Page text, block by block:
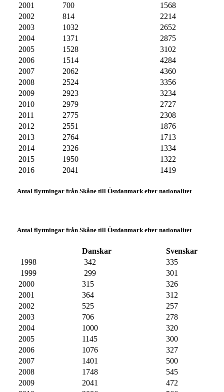
2001
700
1568
2002
814
2214
2003
1032
2652
2004
1371
2875
2005
1528
3102
2006
1514
4284
2007
2062
4360
2008
2524
3356
2009
2923
3234
2010
2979
2727
2011
2775
2308
2012
2551
1876
2013
2764
1713
2014
2326
1334
2015
1950
1322
2016
2041 1419
Antal flyttningar från Skåne till Östdanmark efter nationalitet
Antal flyttningar från Skåne till Östdanmark efter nationalitet
Danskar
Svenskar
1998
342
335
1999
299
301
2000
315
326
2001
364
312
2002
525
257
2003
706
278
2004
1000
320
2005
1145
300
2006
1076
327
2007
1401
500
2008
1748
545
2009
2041
472